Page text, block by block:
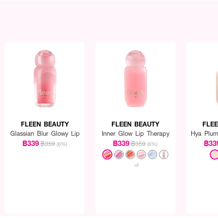
FLEEN BEAUTY
Glassian Blur Glowy Lip
฿339฿359 (6%)
FLEEN BEAUTY
Inner Glow Lip Therapy
฿339฿359 (6%)
+2
Hya
฿